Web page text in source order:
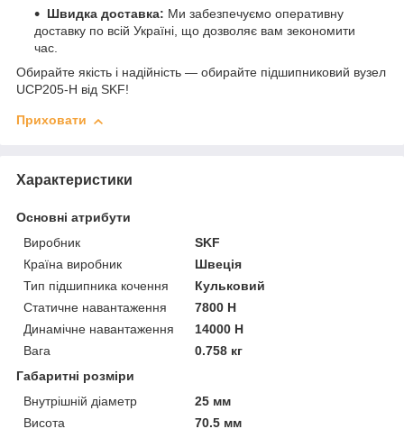
Швидка доставка: Ми забезпечуємо оперативну
доставку по всій Україні, що дозволяє вам зекономити
час.
Обирайте якість і надійність — обирайте підшипниковий вузел
UCP205-H від SKF!
Приховати
Характеристики
Основні атрибути
Виробник
SKF
Країна виробник
Швеція
Тип підшипника кочення
Кульковий
Статичне навантаження
7800 Н
Динамічне навантаження
14000 Н
Вага
0.758 кг
Габаритні розміри
Внутрішній діаметр
25 мм
Висота
70.5 мм